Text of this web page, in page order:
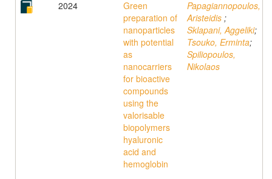
2024
Green
preparation of
nanoparticles
with potential
as
nanocarriers
for bioactive
compounds
using the
valorisable
biopolymers
hyaluronic
acid and
hemoglobin
Papagiannopoulos,
Aristeidis ;
Sklapani, Aggeliki;
Tsouko, Erminta;
Spiliopoulos,
Nikolaos